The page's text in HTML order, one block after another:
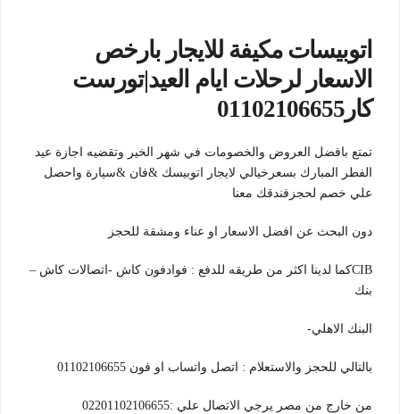
اتوبيسات مكيفة للايجار بارخص
الاسعار لرحلات ايام العيد|تورست
كار01102106655
تمتع بافضل العروض والخصومات في شهر الخير وتقضيه اجازة عيد
الفطر المبارك بسعرخيالي لايجار اتوبيسك &فان &سيارة واحصل
علي خصم لحجزفندقك معنا
دون البحث عن افضل الاسعار او عناء ومشقة للحجز
CIBكما لدينا اكثر من طريقه للدفع : فوادفون كاش -اتصالات كاش –
بنك
البنك الاهلي-
بالتالي للحجز والاستعلام : اتصل واتساب او فون 01102106655
من خارج من مصر يرجي الاتصال علي :02201102106655